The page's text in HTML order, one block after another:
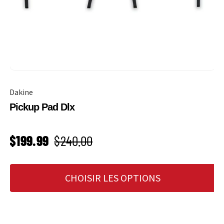
Dakine
Pickup Pad Dlx
PRIX SOLDÉ
$199.99 Prix habituel
$240.00
CHOISIR LES OPTIONS